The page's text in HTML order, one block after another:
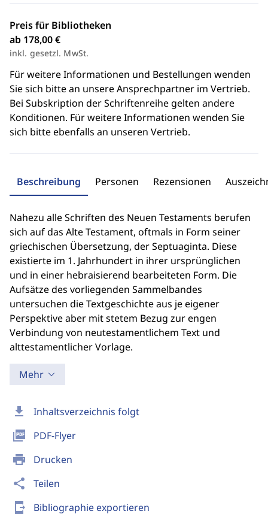
download Inhaltsverzeichnis folgt
picture_as_pdf PDF-Flyer
print Drucken
share Teilen
send_to_mobile Bibliographie exportieren
Preis für Bibliotheken
ab 178,00 €
inkl. gesetzl. MwSt.
Für weitere Informationen und Bestellungen wenden
Sie sich bitte an unsere Ansprechpartner im Vertrieb.
Bei Subskription der Schriftenreihe gelten andere
Konditionen. Für weitere Informationen wenden Sie
sich bitte ebenfalls an unseren Vertrieb.
Beschreibung Personen Rezensionen
Nahezu alle Schriften des Neuen Testaments berufen
sich auf das Alte Testament, oftmals in Form seiner
griechischen Übersetzung, der Septuaginta. Diese
existierte im 1. Jahrhundert in ihrer ursprünglichen
und in einer hebraisierend bearbeiteten Form. Die
Aufsätze des vorliegenden Sammelbandes
untersuchen die Textgeschichte aus je eigener
Perspektive aber mit stetem Bezug zur engen
Verbindung von neutestamentlichem Text und
alttestamentlicher Vorlage.
Mehr